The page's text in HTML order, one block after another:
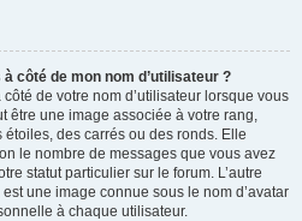
côté de mon nom d’utilisateur ?
de votre nom d’utilisateur lorsque vous
être une image associée à votre rang,
des carrés ou des ronds. Elle
le nombre de messages que vous avez
statut particulier sur le forum. L’autre
une image connue sous le nom d’avatar
à chaque utilisateur.